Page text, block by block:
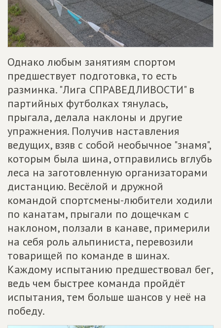
Однако любым занятиям спортом
предшествует подготовка, то есть
разминка. "Лига СПРАВЕДЛИВОСТИ" в
партийных футболках тянулась,
прыгала, делала наклоны и другие
упражнения. Получив наставления
ведущих, взяв с собой необычное "знамя",
которым была шина, отправились вглубь
леса на заготовленную организаторами
дистанцию. Весёлой и дружной
командой спортсмены-любители ходили
по канатам, прыгали по дощечкам с
наклоном, ползали в канаве, примерили
на себя роль альпиниста, перевозили
товарищей по команде в шинах.
Каждому испытанию предшествовал бег,
ведь чем быстрее команда пройдёт
испытания, тем больше шансов у неё на
победу.